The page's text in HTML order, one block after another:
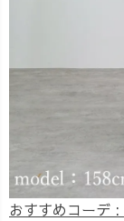
おすすめコーデ